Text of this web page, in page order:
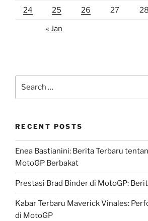
24 25 26 27 28
« Jan
RECENT POSTS
Enea Bastianini: Berita Terbaru
MotoGP Berbakat
Prestasi Brad Binder di MotoGP:
Kabar Terbaru Maverick Vinales:
di MotoGP